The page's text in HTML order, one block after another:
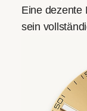
Eine dezente
sein